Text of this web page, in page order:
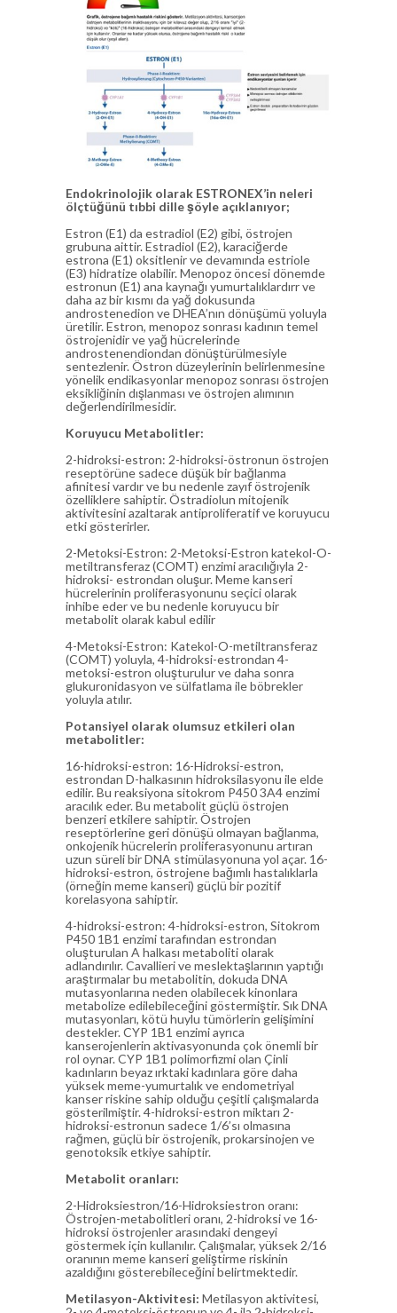
Endokrinolojik olarak ESTRONEX’in neleri
ölçtüğünü tıbbi dille şöyle açıklanıyor;
Estron (E1) da estradiol (E2) gibi, östrojen
grubuna aittir. Estradiol (E2), karaciğerde
estrona (E1) oksitlenir ve devamında estriole
(E3) hidratize olabilir. Menopoz öncesi dönemde
estronun (E1) ana kaynağı yumurtalıklardırr ve
daha az bir kısmı da yağ dokusunda
androstenedion ve DHEA’nın dönüşümü yoluyla
üretilir. Estron, menopoz sonrası kadının temel
östrojenidir ve yağ hücrelerinde
androstenendiondan dönüştürülmesiyle
sentezlenir. Östron düzeylerinin belirlenmesine
yönelik endikasyonlar menopoz sonrası östrojen
eksikliğinin dışlanması ve östrojen alımının
değerlendirilmesidir.
Koruyucu Metabolitler:
2-hidroksi-estron: 2-hidroksi-östronun östrojen
reseptörüne sadece düşük bir bağlanma
afinitesi vardır ve bu nedenle zayıf östrojenik
özelliklere sahiptir. Östradiolun mitojenik
aktivitesini azaltarak antiproliferatif ve koruyucu
etki gösterirler.
2-Metoksi-Estron: 2-Metoksi-Estron katekol-O-
metiltransferaz (COMT) enzimi aracılığıyla 2-
hidroksi- estrondan oluşur. Meme kanseri
hücrelerinin proliferasyonunu seçici olarak
inhibe eder ve bu nedenle koruyucu bir
metabolit olarak kabul edilir
4-Metoksi-Estron: Katekol-O-metiltransferaz
(COMT) yoluyla, 4-hidroksi-estrondan 4-
metoksi-estron oluşturulur ve daha sonra
glukuronidasyon ve sülfatlama ile böbrekler
yoluyla atılır.
Potansiyel olarak olumsuz etkileri olan
metabolitler:
16-hidroksi-estron: 16-Hidroksi-estron,
estrondan D-halkasının hidroksilasyonu ile elde
edilir. Bu reaksiyona sitokrom P450 3A4 enzimi
aracılık eder. Bu metabolit güçlü östrojen
benzeri etkilere sahiptir. Östrojen
reseptörlerine geri dönüşü olmayan bağlanma,
onkojenik hücrelerin proliferasyonunu artıran
uzun süreli bir DNA stimülasyonuna yol açar. 16-
hidroksi-estron, östrojene bağımlı hastalıklarla
(örneğin meme kanseri) güçlü bir pozitif
korelasyona sahiptir.
4-hidroksi-estron: 4-hidroksi-estron, Sitokrom
P450 1B1 enzimi tarafından estrondan
oluşturulan A halkası metaboliti olarak
adlandırılır. Cavallieri ve meslektaşlarının yaptığı
araştırmalar bu metabolitin, dokuda DNA
mutasyonlarına neden olabilecek kinonlara
metabolize edilebileceğini göstermiştir. Sık DNA
mutasyonları, kötü huylu tümörlerin gelişimini
destekler. CYP 1B1 enzimi ayrıca
kanserojenlerin aktivasyonunda çok önemli bir
rol oynar. CYP 1B1 polimorfizmi olan Çinli
kadınların beyaz ırktaki kadınlara göre daha
yüksek meme-yumurtalık ve endometriyal
kanser riskine sahip olduğu çeşitli çalışmalarda
gösterilmiştir. 4-hidroksi-estron miktarı 2-
hidroksi-estronun sadece 1/6’sı olmasına
rağmen, güçlü bir östrojenik, prokarsinojen ve
genotoksik etkiye sahiptir.
Metabolit oranları:
2-Hidroksiestron/16-Hidroksiestron oranı:
Östrojen-metabolitleri oranı, 2-hidroksi ve 16-
hidroksi östrojenler arasındaki dengeyi
göstermek için kullanılır. Çalışmalar, yüksek 2/16
oranının meme kanseri geliştirme riskinin
azaldığını gösterebileceğini belirtmektedir.
Metilasyon-Aktivitesi: Metilasyon aktivitesi,